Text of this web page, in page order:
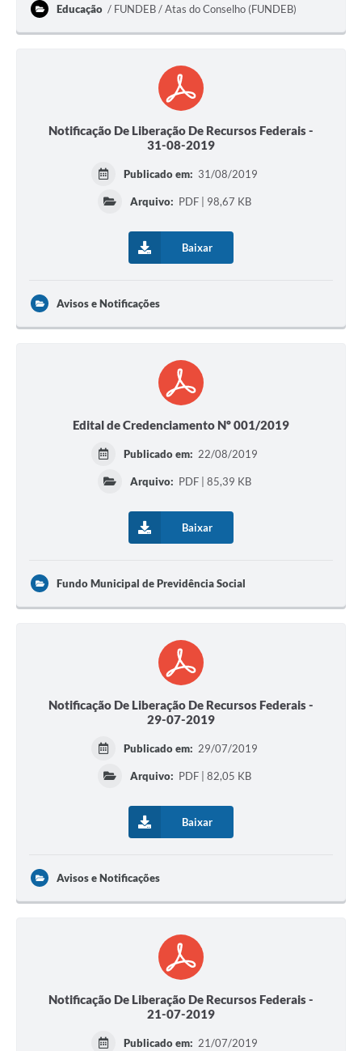
Educação FUNDEB / Atas do Conselho (FUNDEB)
Notificação De Liberação De Recursos Federais -
31-08-2019
Publicado em: 31/08/2019
Arquivo: PDF | 98,67 KB
Baixar
Avisos e Notificações
Edital de Credenciamento Nº 001/2019
Publicado em: 22/08/2019
Arquivo: PDF | 85,39 KB
Baixar
Fundo Municipal de Previdência Social
Notificação De Liberação De Recursos Federais -
29-07-2019
Publicado em: 29/07/2019
Arquivo: PDF | 82,05 KB
Baixar
Avisos e Notificações
Notificação De Liberação De Recursos Federais -
21-07-2019
Publicado em: 21/07/2019